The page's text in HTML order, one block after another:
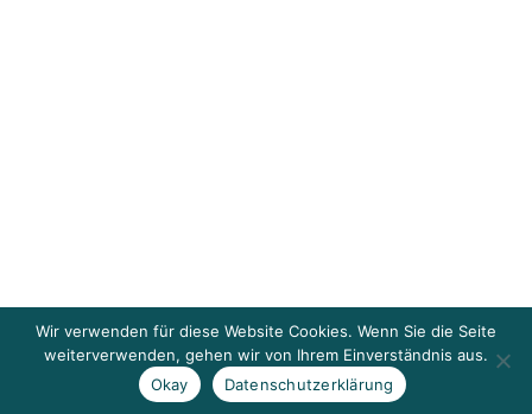
Wir verwenden für diese Website Cookies. Wenn Sie die Seite
weiterverwenden, gehen wir von Ihrem Einverständnis aus.
Okay
Datenschutzerklärung